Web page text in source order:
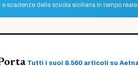
scadenze della scuola siciliana in tempo
Tutti i suoi 8.560 articoli su